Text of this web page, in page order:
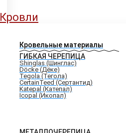
Кровли
Кровельные материалы
ГИБКАЯ ЧЕРЕПИЦА
Shinglas (Шинглас)
Döcke (Дёке)
Tegola (Тегола)
CertainTeed (Сертантид)
Katepal (Катепал)
Icopal (Икопал)